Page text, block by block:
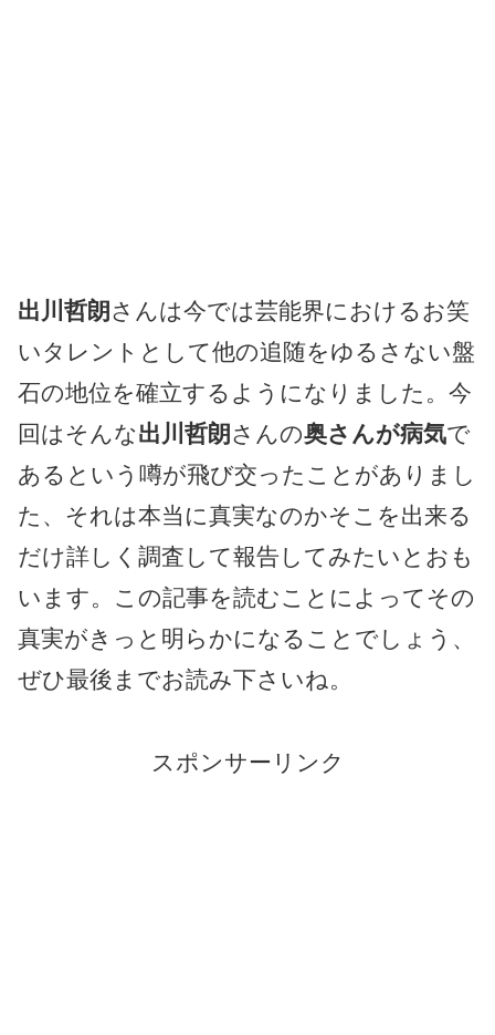
出川哲朗 さんは今では芸能界におけるお笑
いタレントとして他の追随をゆるさない盤
石の地位を確立するようになりました。今
回はそんな出川哲朗 さんの奥さんが病気で
あるという噂が飛び交ったことがありまし
た、それは本当に真実なのかそこを出来る
だけ詳しく調査して報告してみたいとおも
います。この記事を読むことによってその
真実がきっと明らかになることでしょう、
ぜひ最後までお読み下さいね。
スポンサーリンク